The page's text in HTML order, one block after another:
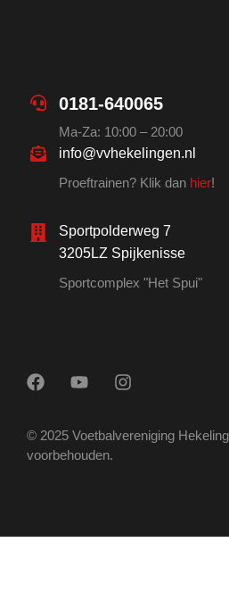
0181-640065
Ma-Za: 10:00 – 20:00
info@vvhekelingen.nl
Proeftrainen? Klik dan hier!
Sportpolderweg 7
3205LZ Spijkenisse
Sportcomplex "Het Spui"
© 2025 Voetbalvereniging
voorbehouden.